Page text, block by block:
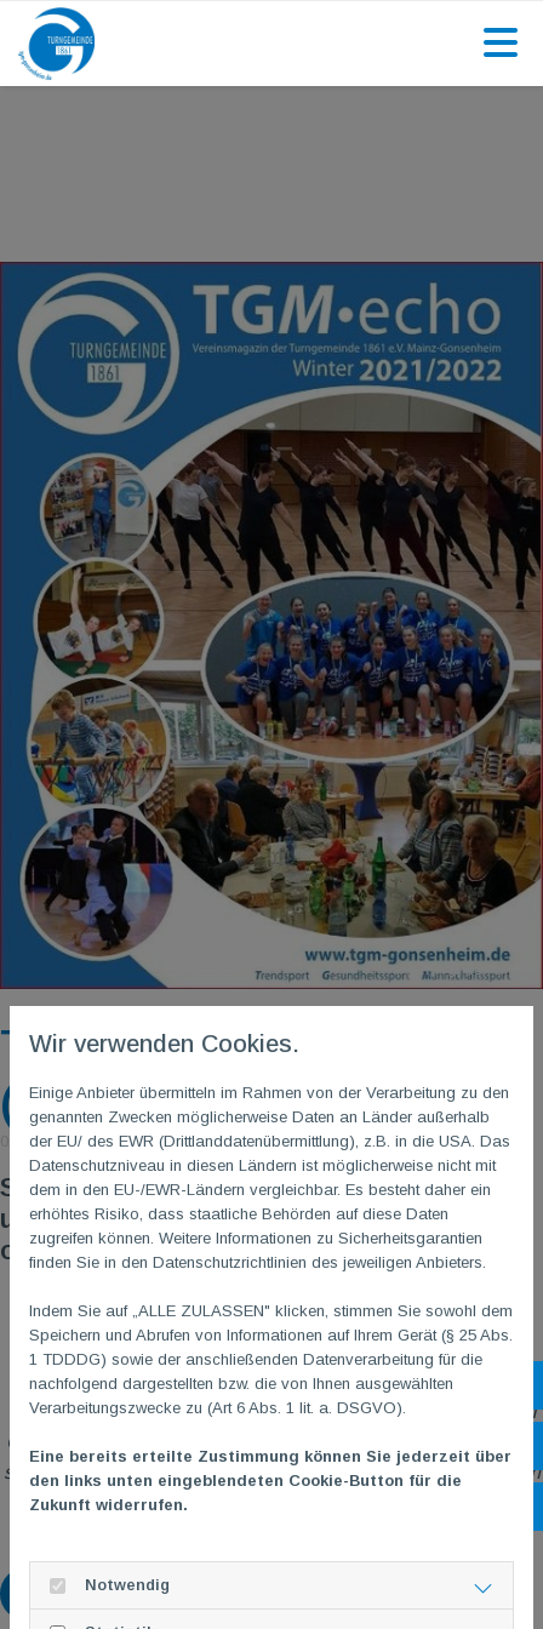
Zurück
TGM-Echo 02/2021
(Winterausgabe)
01. März 2023
Seit 15.12.21 ist die Ausgabe 02/2021
unseres Vereinsmagazins "TGM-Echo"
online verfügbar:tgmecho022021.pdf
Danke an alle Autoren und Unterstützer bei der Erstellung
dieser umfangreichen Echo-Ausgabe, insbesondere unserem
Gestalter Andreas Schermer und dem
sowie unserem Redaktionsteam: Monika Schäfer, Isabell Hach
& Andreas Maurer & unserem Helfer-Team:
Wir verwenden Cookies.
Einige Anbieter übermitteln im Rahmen von der Verarbeitung zu den
genannten Zwecken möglicherweise Daten an Länder außerhalb
der EU/ des EWR (Drittlanddatenübermittlung), z.B. in die USA. Das
Datenschutzniveau in diesen Ländern ist möglicherweise nicht mit
dem in den EU-/EWR-Ländern vergleichbar. Es besteht daher ein
erhöhtes Risiko, dass staatliche Behörden auf diese Daten
zugreifen können. Weitere Informationen zu Sicherheitsgarantien
finden Sie in den Datenschutzrichtlinien des jeweiligen Anbieters.
Indem Sie auf „ALLE ZULASSEN" klicken, stimmen Sie sowohl dem
Speichern und Abrufen von Informationen auf Ihrem Gerät (§ 25 Abs.
1 TDDDG) sowie der anschließenden Datenverarbeitung für die
nachfolgend dargestellten bzw. die von Ihnen ausgewählten
Verarbeitungszwecke zu (Art 6 Abs. 1 lit. a. DSGVO).
Eine bereits erteilte Zustimmung können Sie jederzeit über
den links unten eingeblendeten Cookie-Button für die
Zukunft widerrufen.
Notwendig